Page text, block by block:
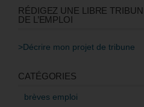
RÉDIGEZ UNE LIBRE
DE L’EMPLOI
>Décrire mon projet de tribune
CATÉGORIES
brèves emploi